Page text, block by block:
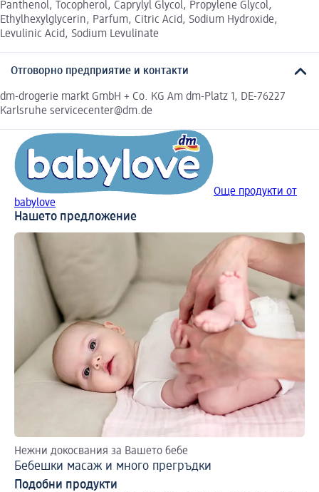
Panthenol, Tocopherol, Caprylyl Glycol, Propylene Glycol,
Ethylhexylglycerin, Parfum, Citric Acid, Sodium Hydroxide,
Levulinic Acid, Sodium Levulinate
Отговорно предприятие и контакти
dm-drogerie markt GmbH + Co. KG Am dm-Platz 1, DE-76227
Karlsruhe servicecenter@dm.de
Още продукти от
babylove
Нашето предложение
Нежни докосвания за Вашето бебе
Бебешки масаж и много прегръдки
Подобни продукти